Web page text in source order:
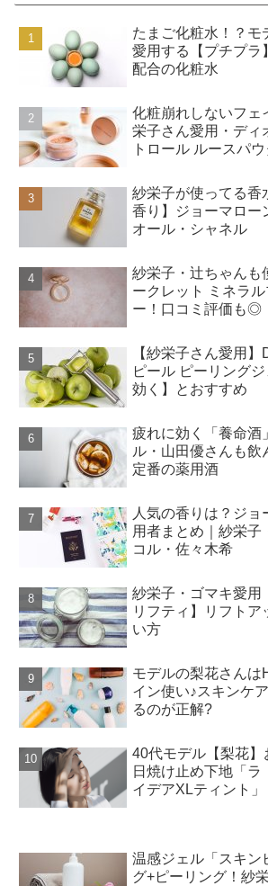
たまご化粧水！？モ
愛用する【プチプラ
配合の化粧水
化粧崩れしないフェ
栄子さん愛用・ディ
トロール ルースパ
紗栄子が使ってる香
香り】ジョーマロー
オール・シャネル
紗栄子・辻ちゃんも
ークレット ミネラ
ー！口コミ評価も◎
【紗栄子さん愛用
ピール ピーリング
効く】とおすすめ
疲れに効く「養命酒
ル・山田優さんも飲
定番の薬用酒
人気の香りは？ジョ
用者まとめ｜紗栄子
コル・佐々木希
紗栄子・ゴマキ愛用
リフティ】リフトア
い方
モデルの梨花さんは
イン使い♪スキンケ
るのが正解?
40代モデル【梨花】
日焼け止め下地「ラ
イデアXLティント」
温感ジェル「スキン
グ+ピーリング！紗